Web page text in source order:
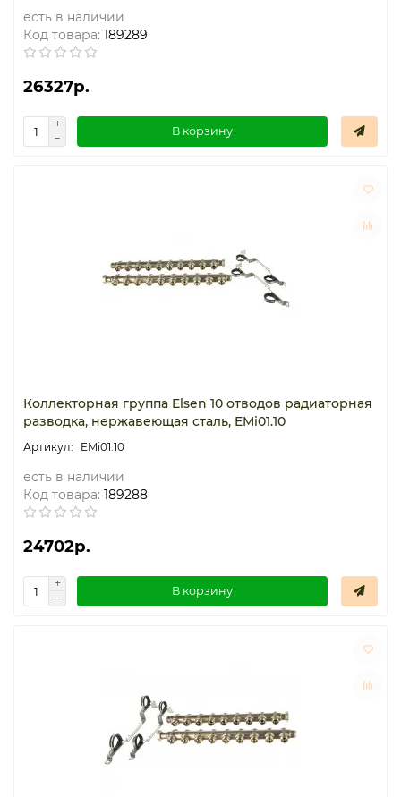
есть в наличии
Код товара: 189289
26327р.
В корзину
Коллекторная группа Elsen 10 отводов радиаторная
разводка, нержавеющая сталь, EMi01.10
EMi01.10
есть в наличии
Код товара: 189288
24702р.
В корзину